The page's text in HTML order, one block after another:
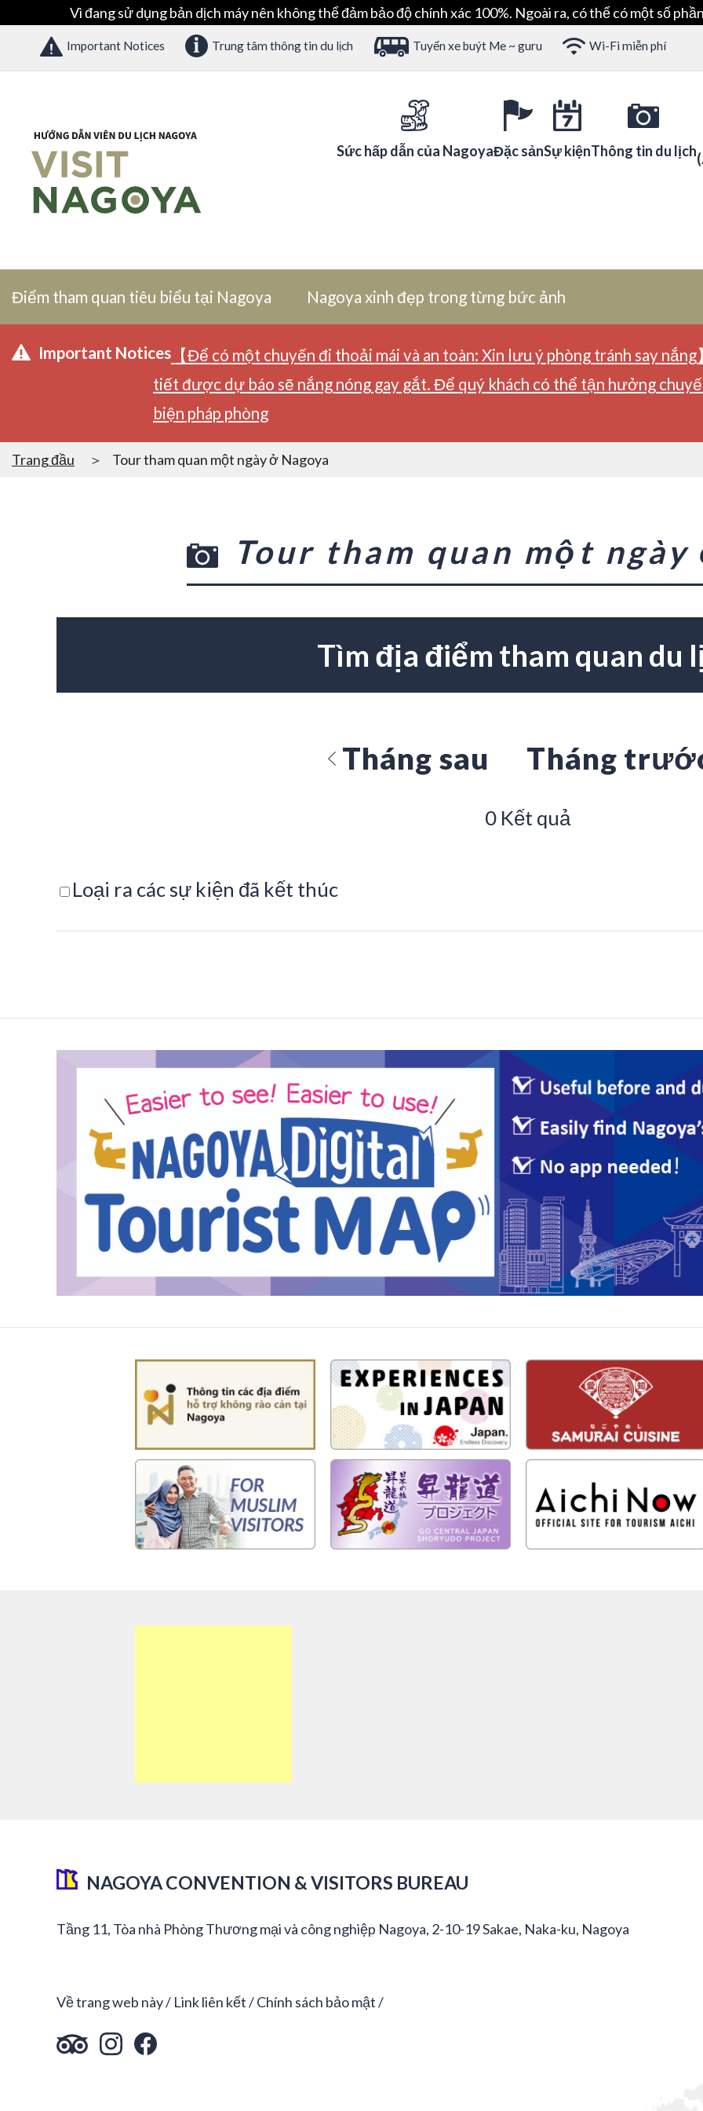
Vì đang sử dụng bản dịch máy nên không thể đảm bảo độ chính xác 100%. Ngoài ra, có thể có một số
Important Notices Trung tâm thông tin du lịch Tuyến xe buýt Me ~ guru Wi-Fi miễn phí
Sức hấp dẫn của NagoyaĐặc sảnSự kiệnThông tin du lịch
Điểm tham quan tiêu biểu tại Nagoya Nagoya xinh đẹp trong từng bức ảnh
Important Notices 【Để có một chuyến đi thoải mái và an toàn: Xin lưu ý phòng tránh say
tiết được dự báo sẽ nắng nóng gay gắt. Để quý khách có thể tận hưởng
biện pháp phòng
Trang đầu Tour tham quan một ngày ở Nagoya
Tour tham quan một ngày
Tìm địa điểm tham quan du
Tháng sau Tháng
0 Kết quả
Loại ra các sự kiện đã kết thúc
NAGOYA CONVENTION & VISITORS BUREAU
Tầng 11, Tòa nhà Phòng Thương mại và công nghiệp Nagoya, 2-10-19 Sakae, Naka-ku, Nagoya
Về trang web này Link liên kết Chính sách bảo mật